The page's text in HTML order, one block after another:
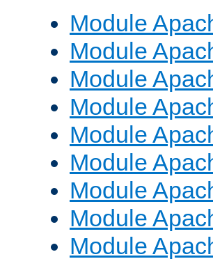
Module
Module
Module
Module
Module
Module
Module
Module
Module